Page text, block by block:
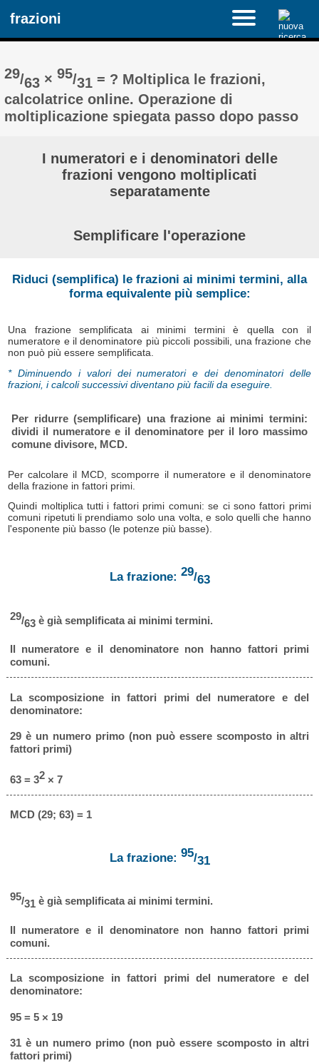
frazioni
29/63 ×95/31 = ? Moltiplica le frazioni,
calcolatrice online. Operazione di
moltiplicazione spiegata passo dopo passo
I numeratori e i denominatori delle
frazioni vengono moltiplicati
separatamente
Semplificare l'operazione
Riduci (semplifica) le frazioni ai minimi termini, alla
forma equivalente più semplice:
Una frazione semplificata ai minimi termini è quella con il
numeratore e il denominatore più piccoli possibili, una frazione che
non può più essere semplificata.
* Diminuendo i valori dei numeratori e dei denominatori delle
frazioni, i calcoli successivi diventano più facili da eseguire.
Per ridurre (semplificare) una frazione ai minimi termini:
dividi il numeratore e il denominatore per il loro massimo
comune divisore, MCD.
Per calcolare il MCD, scomporre il numeratore e il denominatore
della frazione in fattori primi.
Quindi moltiplica tutti i fattori primi comuni: se ci sono fattori primi
comuni ripetuti li prendiamo solo una volta, e solo quelli che hanno
l'esponente più basso (le potenze più basse).
La frazione: 29/63
29/63è già semplificata ai minimi termini.
Il numeratore e il denominatore non hanno fattori primi
comuni.
La scomposizione in fattori primi del numeratore e del
denominatore:
29 è un numero primo (non può essere scomposto in altri
fattori primi)
63 = 32× 7
MCD (29; 63) = 1
La frazione: 95/31
95/31 è già semplificata ai minimi termini.
Il numeratore e il denominatore non hanno fattori primi
comuni.
La scomposizione in fattori primi del numeratore e del
denominatore:
95 = 5 × 19
31 è un numero primo (non può essere scomposto in altri
fattori primi)